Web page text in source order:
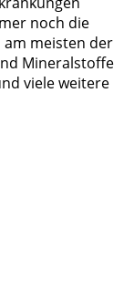
noch die
am meisten der
Mineralstoffe
viele weitere